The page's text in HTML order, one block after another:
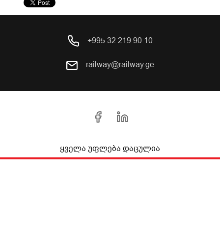
+995 32 219 90 10
railway@railway.ge
ყველა უფლება დაცულია